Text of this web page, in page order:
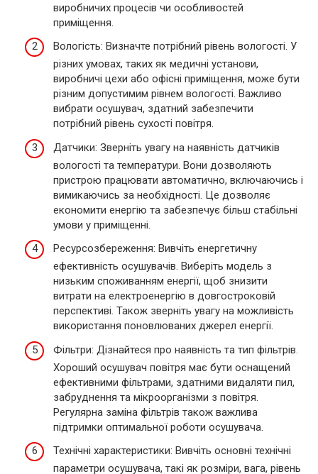
виробничих процесів чи особливостей
приміщення.
Вологість: Визначте потрібний рівень вологості. У
різних умовах, таких як медичні установи,
виробничі цехи або офісні приміщення, може бути
різним допустимим рівнем вологості. Важливо
вибрати осушувач, здатний забезпечити
потрібний рівень сухості повітря.
Датчики: Зверніть увагу на наявність датчиків
вологості та температури. Вони дозволяють
пристрою працювати автоматично, включаючись і
вимикаючись за необхідності. Це дозволяє
економити енергію та забезпечує більш стабільні
умови у приміщенні.
Ресурсозбереження: Вивчіть енергетичну
ефективність осушувачів. Виберіть модель з
низьким споживанням енергії, щоб знизити
витрати на електроенергію в довгостроковій
перспективі. Також зверніть увагу на можливість
використання поновлюваних джерел енергії.
Фільтри: Дізнайтеся про наявність та тип фільтрів.
Хороший осушувач повітря має бути оснащений
ефективними фільтрами, здатними видаляти пил,
забруднення та мікроорганізми з повітря.
Регулярна заміна фільтрів також важлива
підтримки оптимальної роботи осушувача.
Технічні характеристики: Вивчіть основні технічні
параметри осушувача, такі як розміри, вага, рівень